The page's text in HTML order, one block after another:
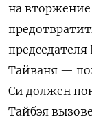
на
Тайваня —
Си должен
Тайбэя